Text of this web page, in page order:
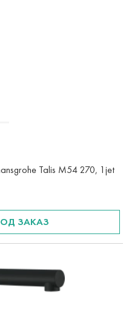
Talis M54 270, 1jet
ЗАКАЗ